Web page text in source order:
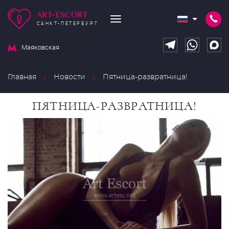
ART-ESCORT
САНКТ-ПЕТЕРБУРГ
Маяковская
Главная Новости Пятница-развратница!
ПЯТНИЦА-РАЗВРАТНИЦА!